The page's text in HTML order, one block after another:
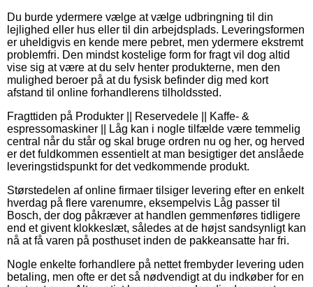
Du burde ydermere vælge at vælge udbringning til din
lejlighed eller hus eller til din arbejdsplads. Leveringsformen
er uheldigvis en kende mere pebret, men ydermere ekstremt
problemfri. Den mindst kostelige form for fragt vil dog altid
vise sig at være at du selv henter produkterne, men den
mulighed beroer på at du fysisk befinder dig med kort
afstand til online forhandlerens tilholdssted.
Fragttiden på Produkter || Reservedele || Kaffe- &
espressomaskiner || Låg kan i nogle tilfælde være temmelig
central når du står og skal bruge ordren nu og her, og herved
er det fuldkommen essentielt at man besigtiger det anslåede
leveringstidspunkt for det vedkommende produkt.
Størstedelen af online firmaer tilsiger levering efter en enkelt
hverdag på flere varenumre, eksempelvis Låg passer til
Bosch, der dog påkræver at handlen gemmenføres tidligere
end et givent klokkeslæt, således at de højst sandsynligt kan
nå at få varen på posthuset inden de pakkeansatte har fri.
Nogle enkelte forhandlere på nettet frembyder levering uden
betaling, men ofte er det så nødvendigt at du indkøber for en